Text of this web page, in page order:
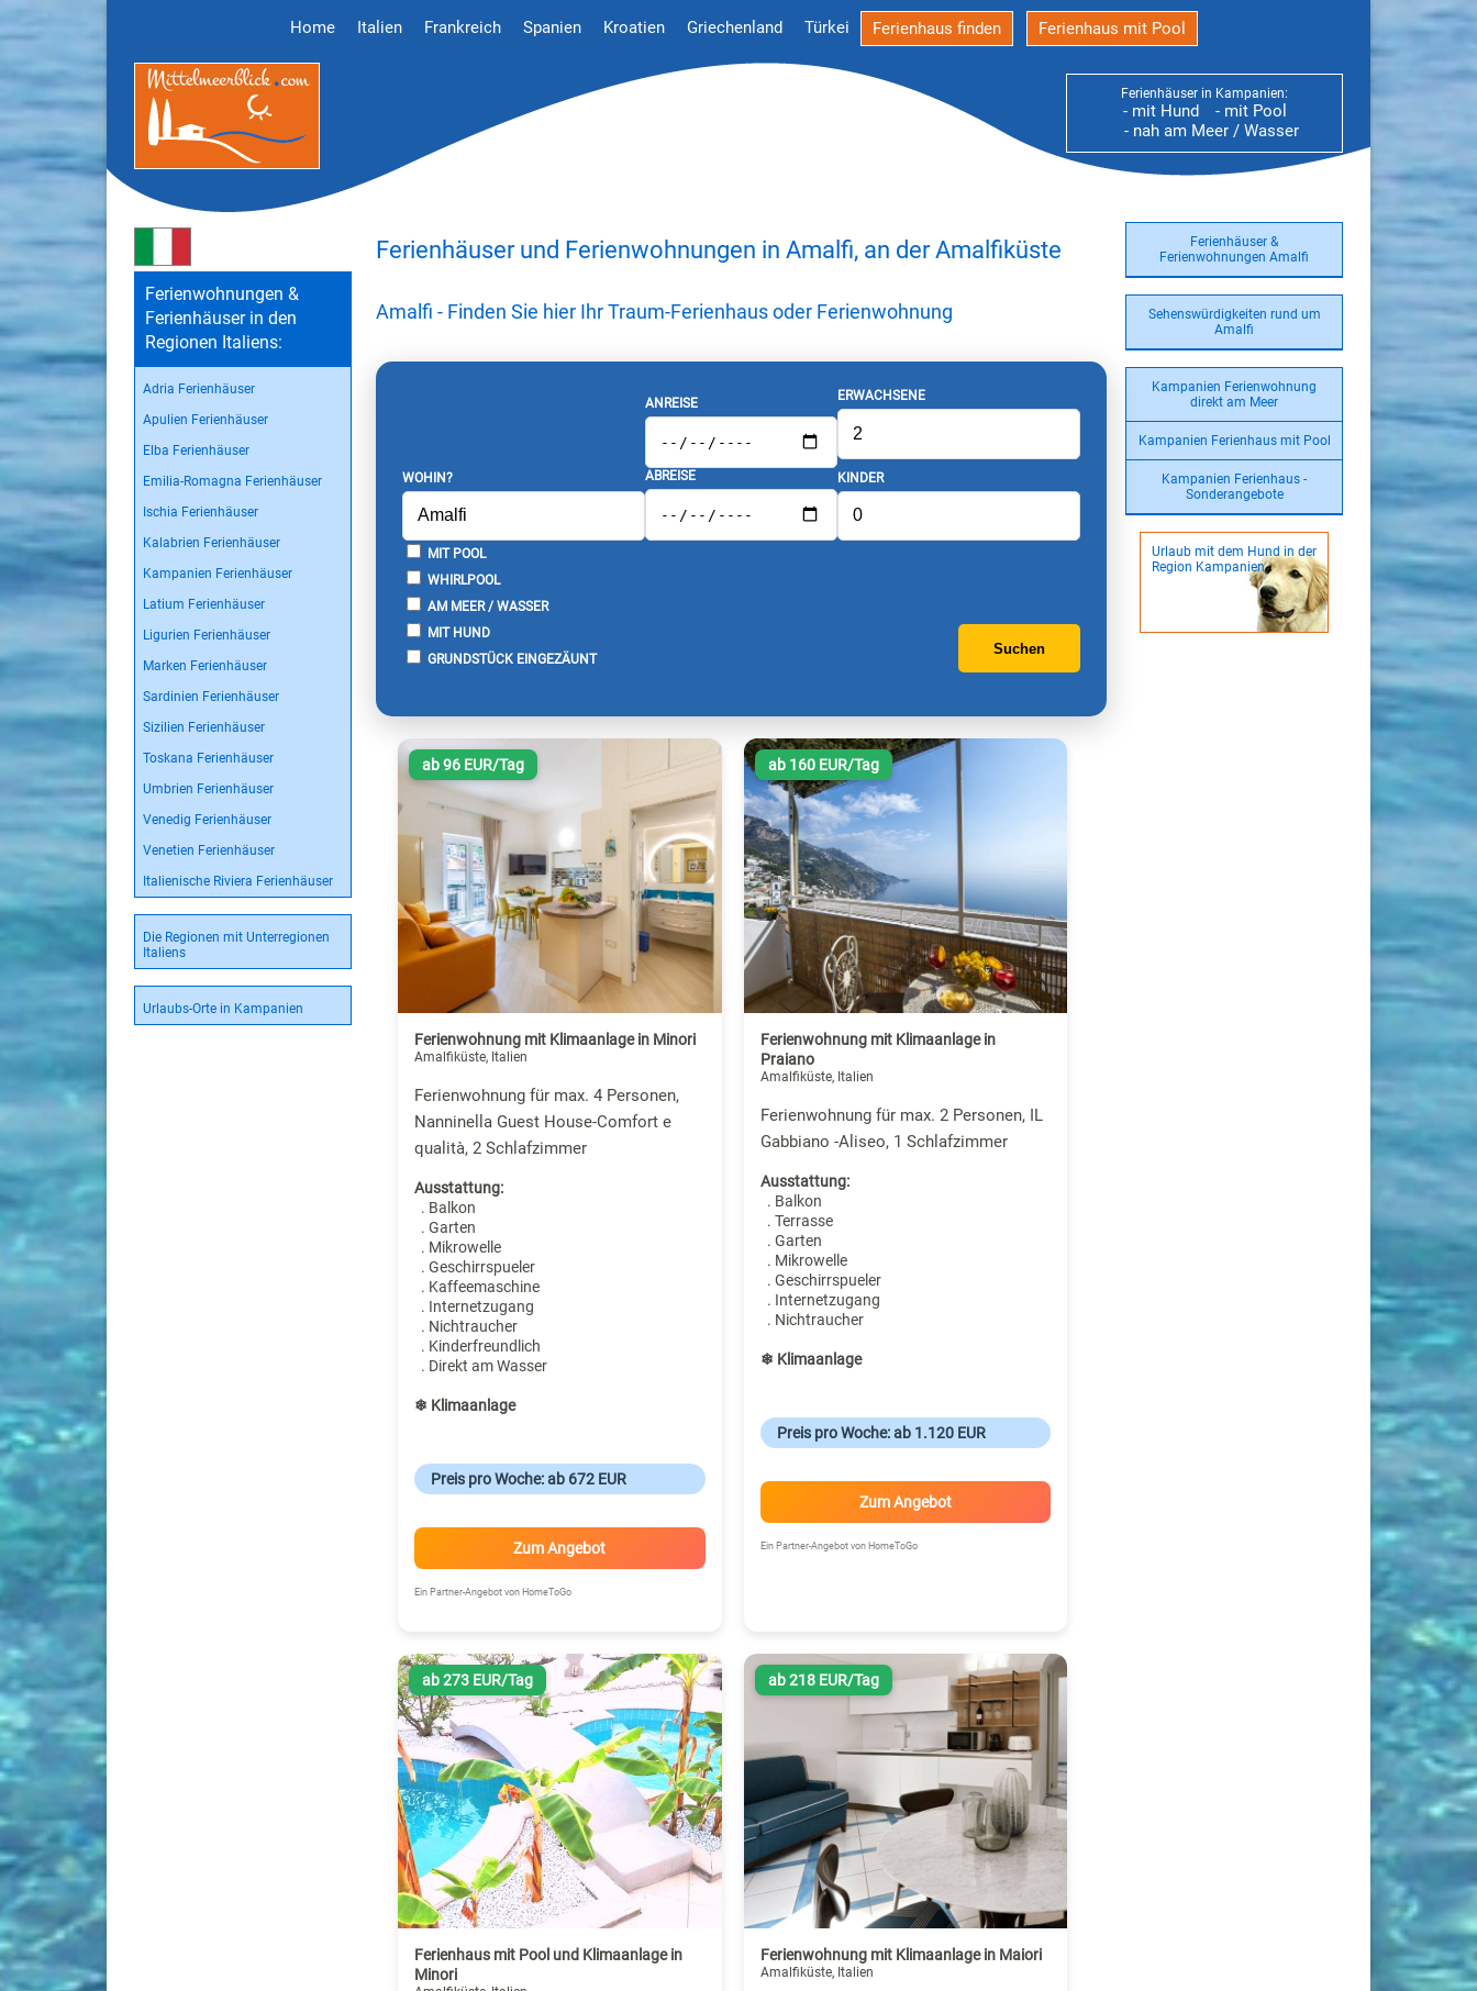
Home Italien Frankreich Spanien Kroatien Griechenland Türkei Ferienhaus finden Ferienhaus mit Pool
Ferienhäuser in Kampanien:
- mit Hund
- mit Pool
- nah am Meer / Wasser
Ferienwohnungen &
Ferienhäuser in den
Regionen Italiens:
Adria Ferienhäuser
Apulien Ferienhäuser
Elba Ferienhäuser
Emilia-Romagna Ferienhäuser
Ischia Ferienhäuser
Kalabrien Ferienhäuser
Kampanien Ferienhäuser
Latium Ferienhäuser
Ligurien Ferienhäuser
Marken Ferienhäuser
Sardinien Ferienhäuser
Sizilien Ferienhäuser
Toskana Ferienhäuser
Umbrien Ferienhäuser
Venedig Ferienhäuser
Venetien Ferienhäuser
Italienische Riviera Ferienhäuser
Die Regionen mit Unterregionen
Italiens
Urlaubs-Orte in Kampanien
Ferienhäuser &
Ferienwohnungen Amalfi
Sehenswürdigkeiten rund um
Amalfi
Kampanien Ferienwohnung
direkt am Meer
Kampanien Ferienhaus mit Pool
Kampanien Ferienhaus -
Sonderangebote
Urlaub mit dem Hund in der
Region Kampanien
Ferienhäuser und Ferienwohnungen in Amalfi, an der Amalfiküste
Amalfi - Finden Sie hier Ihr Traum-Ferienhaus oder Ferienwohnung
WOHIN?
ANREISE
ABREISE
ERWACHSENE
KINDER
MIT POOL
WHIRLPOOL
AM MEER / WASSER
MIT HUND
GRUNDSTÜCK EINGEZÄUNT
Suchen
ab 96 EUR/Tag
Ferienwohnung mit Klimaanlage in Minori
Amalfiküste, Italien
Ferienwohnung für max. 4 Personen,
Nanninella Guest House-Comfort e
qualità, 2 Schlafzimmer
Ausstattung:
. Balkon
. Garten
. Mikrowelle
. Geschirrspueler
. Kaffeemaschine
. Internetzugang
. Nichtraucher
. Kinderfreundlich
. Direkt am Wasser
❄ Klimaanlage
Preis pro Woche: ab 672 EUR
Zum Angebot
Ein Partner-Angebot von HomeToGo
ab 160 EUR/Tag
Ferienwohnung mit Klimaanlage in
Praiano
Amalfiküste, Italien
Ferienwohnung für max. 2 Personen, IL
Gabbiano -Aliseo, 1 Schlafzimmer
Ausstattung:
. Balkon
. Terrasse
. Garten
. Mikrowelle
. Geschirrspueler
. Internetzugang
. Nichtraucher
❄ Klimaanlage
Preis pro Woche: ab 1.120 EUR
Zum Angebot
Ein Partner-Angebot von HomeToGo
ab 273 EUR/Tag
Ferienhaus mit Pool und Klimaanlage in
Minori
ab 218 EUR/Tag
Ferienwohnung mit Klimaanlage in Maiori
Amalfiküste, Italien